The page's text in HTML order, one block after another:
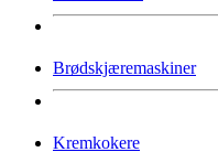
Brødskjæremaskiner
Kremkokere